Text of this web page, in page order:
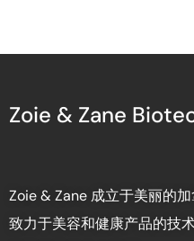
Zoie & Zane
Zoie & Zane 成立于美丽的
致力于美容和健康产品的技